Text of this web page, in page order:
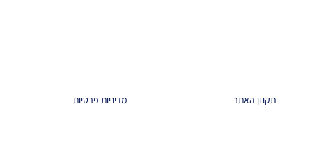
תקנון האתר מדיניות פרטיות